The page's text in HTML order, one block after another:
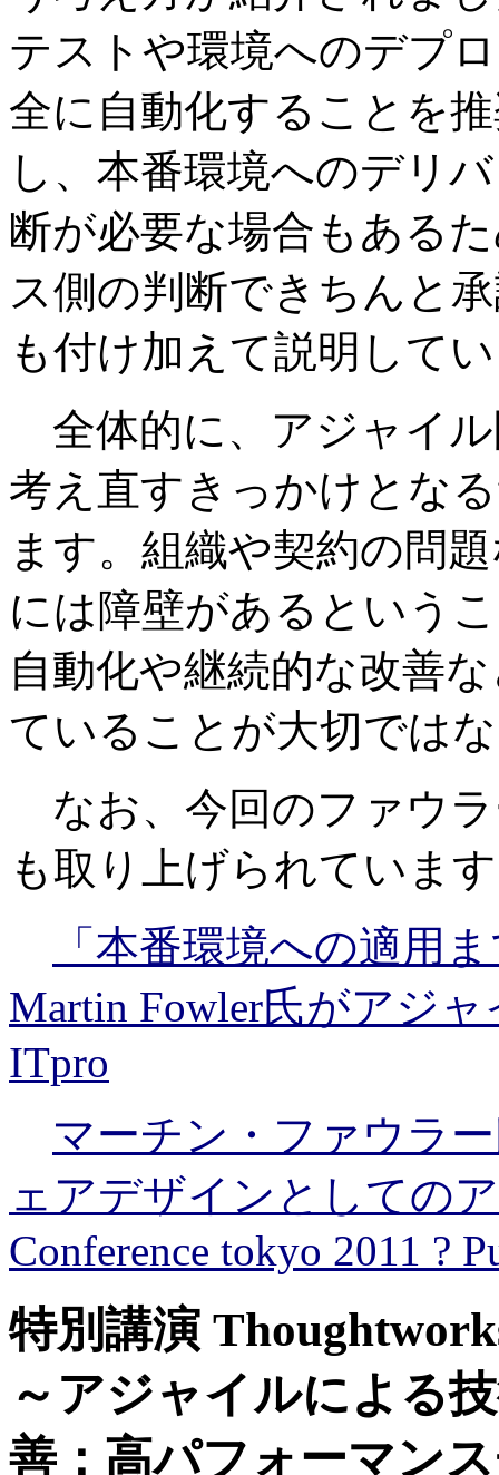
テストや環境へのデプ
全に自動化することを
し、本番環境へのデリ
断が必要な場合もある
ス側の判断できちんと
も付け加えて説明して
全体的に、アジャイ
考え直すきっかけとな
ます。組織や契約の問
には障壁があるという
自動化や継続的な改善
ていることが大切では
なお、今回のファウ
も取り上げられていま
「本番環境への適用
Martin Fowler氏がアジ
ITpro
マーチン・ファウラ
ェアデザインとしての
Conference tokyo 2011 ?
特別講演
～アジャイルによる
善：高パフォーマン